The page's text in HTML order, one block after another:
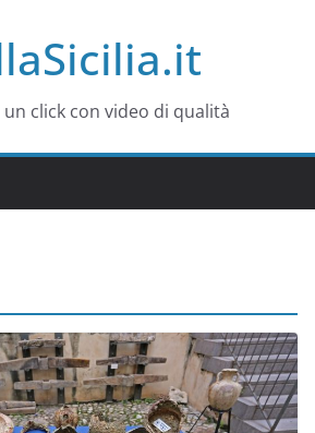
un click con video di qualità